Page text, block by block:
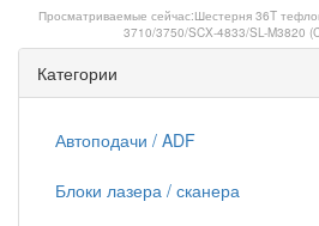
Просматриваемые сейчас:Шестерня 36T
3710/3750/SCX-4833/SL-M3820
Категории
Автоподачи / ADF
Блоки лазера / сканера